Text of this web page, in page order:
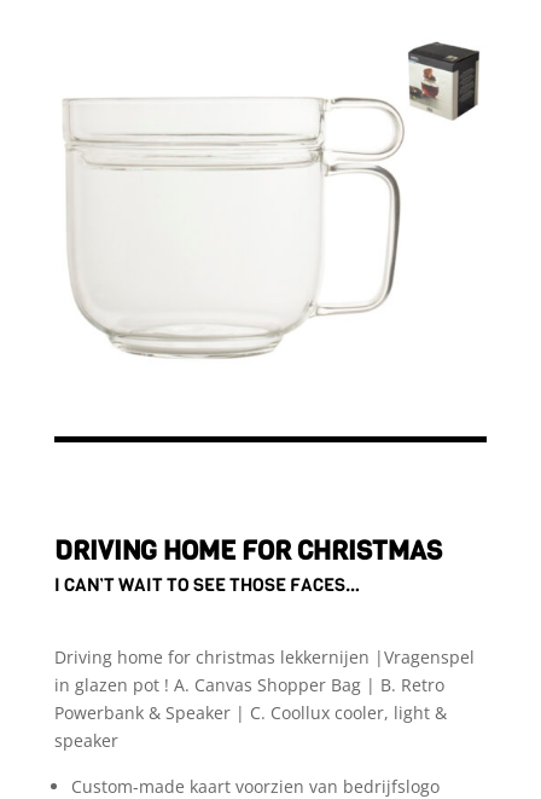
DRIVING HOME FOR CHRISTMAS
I CAN’T WAIT TO SEE THOSE FACES…
Driving home for christmas lekkernijen |Vragenspel
in glazen pot ! A. Canvas Shopper Bag | B. Retro
Powerbank & Speaker | C. Coollux cooler, light &
speaker
Custom-made kaart voorzien van bedrijfslogo